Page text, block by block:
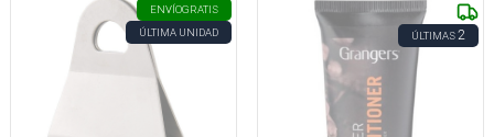
ENVÍOGRATIS
ÚLTIMA UNIDAD
ÚLTIMAS2